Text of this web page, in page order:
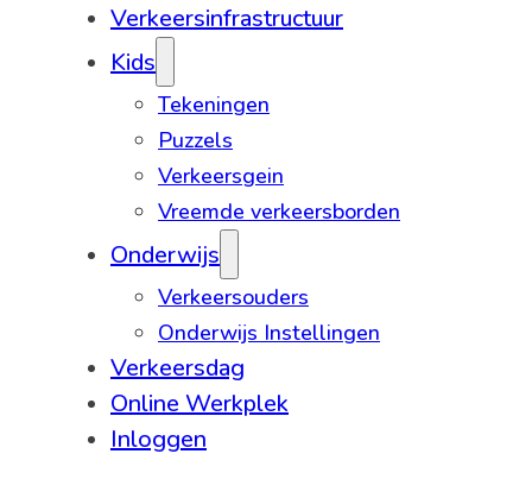
Verkeersinfrastructuur
Kids
Tekeningen
Puzzels
Verkeersgein
Vreemde verkeersborden
Onderwijs
Verkeersouders
Onderwijs Instellingen
Verkeersdag
Online Werkplek
Inloggen